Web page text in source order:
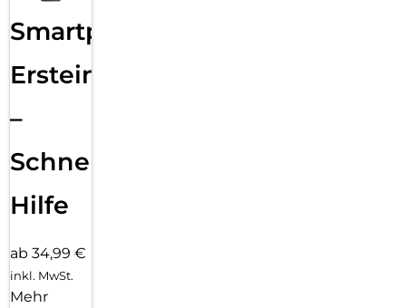
Smartphone
Ersteinrichtung
–
Schnelle
Hilfe
ab 34,99 €
inkl. MwSt.
Mehr